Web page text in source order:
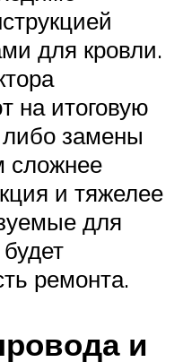
для кровли.
на итоговую
замены
сложнее
и тяжелее
для
ремонта.
и